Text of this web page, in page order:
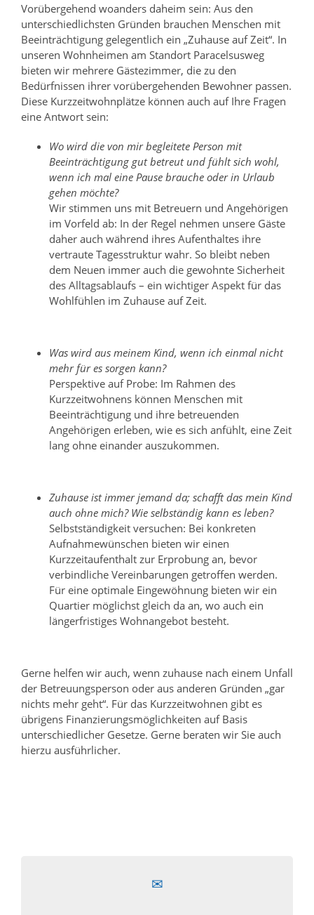
Vorübergehend woanders daheim sein: Aus den
unterschiedlichsten Gründen brauchen Menschen mit
Beeinträchtigung gelegentlich ein „Zuhause auf Zeit“. In
unseren Wohnheimen am Standort Paracelsusweg
bieten wir mehrere Gästezimmer, die zu den
Bedürfnissen ihrer vorübergehenden Bewohner passen.
Diese Kurzzeitwohnplätze können auch auf Ihre Fragen
eine Antwort sein:
Wo wird die von mir begleitete Person mit
Beeinträchtigung gut betreut und fühlt sich wohl,
wenn ich mal eine Pause brauche oder in Urlaub
gehen möchte?
Wir stimmen uns mit Betreuern und Angehörigen
im Vorfeld ab: In der Regel nehmen unsere Gäste
daher auch während ihres Aufenthaltes ihre
vertraute Tagesstruktur wahr. So bleibt neben
dem Neuen immer auch die gewohnte Sicherheit
des Alltagsablaufs – ein wichtiger Aspekt für das
Wohlfühlen im Zuhause auf Zeit.
Was wird aus meinem Kind, wenn ich einmal nicht
mehr für es sorgen kann?
Perspektive auf Probe: Im Rahmen des
Kurzzeitwohnens können Menschen mit
Beeinträchtigung und ihre betreuenden
Angehörigen erleben, wie es sich anfühlt, eine Zeit
lang ohne einander auszukommen.
Zuhause ist immer jemand da; schafft das mein Kind
auch ohne mich? Wie selbständig kann es leben?
Selbstständigkeit versuchen: Bei konkreten
Aufnahmewünschen bieten wir einen
Kurzzeitaufenthalt zur Erprobung an, bevor
verbindliche Vereinbarungen getroffen werden.
Für eine optimale Eingewöhnung bieten wir ein
Quartier möglichst gleich da an, wo auch ein
längerfristiges Wohnangebot besteht.
Gerne helfen wir auch, wenn zuhause nach einem Unfall
der Betreuungsperson oder aus anderen Gründen „gar
nichts mehr geht“. Für das Kurzzeitwohnen gibt es
übrigens Finanzierungsmöglichkeiten auf Basis
unterschiedlicher Gesetze. Gerne beraten wir Sie auch
hierzu ausführlicher.